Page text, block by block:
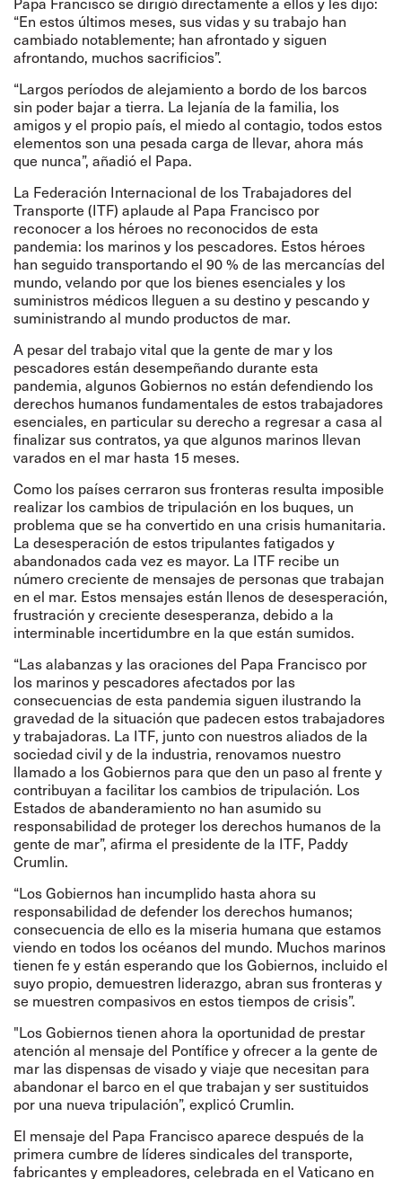
“En estos últimos meses, sus vidas y su trabajo han
cambiado notablemente; han afrontado y siguen
afrontando, muchos sacrificios”.
“Largos períodos de alejamiento a bordo de los barcos
sin poder bajar a tierra. La lejanía de la familia, los
amigos y el propio país, el miedo al contagio, todos estos
elementos son una pesada carga de llevar, ahora más
que nunca”, añadió el Papa.
La Federación Internacional de los Trabajadores del
Transporte (ITF) aplaude al Papa Francisco por
reconocer a los héroes no reconocidos de esta
pandemia: los marinos y los pescadores. Estos héroes
han seguido transportando el 90 % de las mercancías del
mundo, velando por que los bienes esenciales y los
suministros médicos lleguen a su destino y pescando y
suministrando al mundo productos de mar.
A pesar del trabajo vital que la gente de mar y los
pescadores están desempeñando durante esta
pandemia, algunos Gobiernos no están defendiendo los
derechos humanos fundamentales de estos trabajadores
esenciales, en particular su derecho a regresar a casa al
finalizar sus contratos, ya que algunos marinos llevan
varados en el mar hasta 15 meses.
Como los países cerraron sus fronteras resulta imposible
realizar los cambios de tripulación en los buques, un
problema que se ha convertido en una crisis humanitaria.
La desesperación de estos tripulantes fatigados y
abandonados cada vez es mayor. La ITF recibe un
número creciente de mensajes de personas que trabajan
en el mar. Estos mensajes están llenos de desesperación,
frustración y creciente desesperanza, debido a la
interminable incertidumbre en la que están sumidos.
“Las alabanzas y las oraciones del Papa Francisco por
los marinos y pescadores afectados por las
consecuencias de esta pandemia siguen ilustrando la
gravedad de la situación que padecen estos trabajadores
y trabajadoras. La ITF, junto con nuestros aliados de la
sociedad civil y de la industria, renovamos nuestro
llamado a los Gobiernos para que den un paso al frente y
contribuyan a facilitar los cambios de tripulación. Los
Estados de abanderamiento no han asumido su
responsabilidad de proteger los derechos humanos de la
gente de mar”, afirma el presidente de la ITF, Paddy
Crumlin.
“Los Gobiernos han incumplido hasta ahora su
responsabilidad de defender los derechos humanos;
consecuencia de ello es la miseria humana que estamos
viendo en todos los océanos del mundo. Muchos marinos
tienen fe y están esperando que los Gobiernos, incluido el
suyo propio, demuestren liderazgo, abran sus fronteras y
se muestren compasivos en estos tiempos de crisis”.
"Los Gobiernos tienen ahora la oportunidad de prestar
atención al mensaje del Pontífice y ofrecer a la gente de
mar las dispensas de visado y viaje que necesitan para
abandonar el barco en el que trabajan y ser sustituidos
por una nueva tripulación”, explicó Crumlin.
El mensaje del Papa Francisco aparece después de la
primera cumbre de líderes sindicales del transporte,
fabricantes y empleadores, celebrada en el Vaticano en